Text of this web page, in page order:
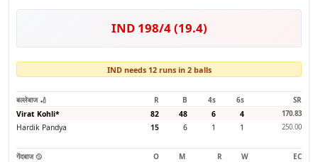
IND 198/4 (19.4)
IND needs 12 runs in 2 balls
बल्लेबाज 🏏 R B 4s 6s
SR
Virat Kohli* 82 48 6 4 170.83
Hardik Pandya 15 6 1 1 250.00
गेंदबाज 🥎 O M R W EC